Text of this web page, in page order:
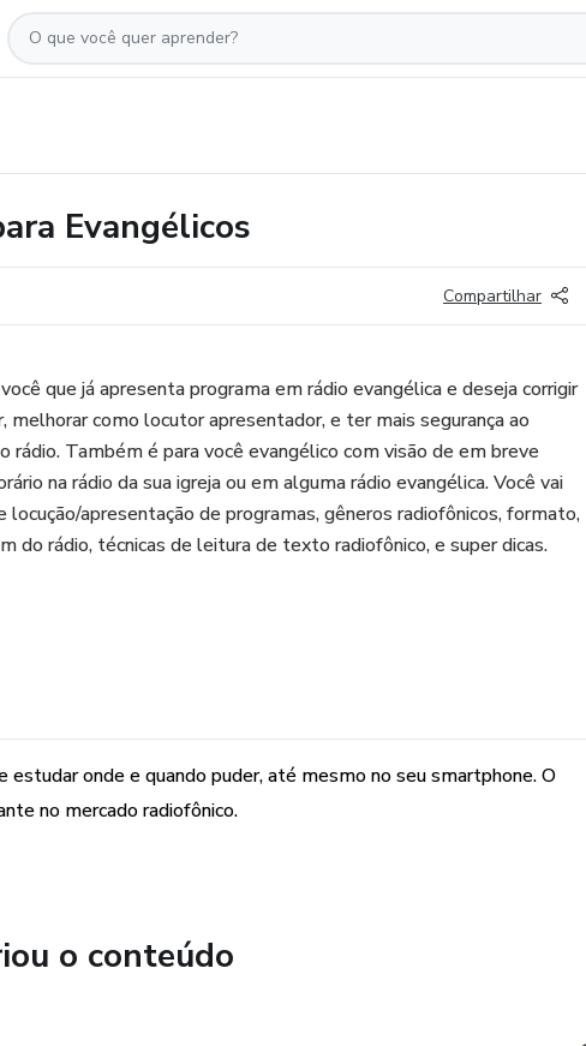
Evangélicos
Compartilhar
que já apresenta programa em rádio evangélica e deseja corrigir
melhorar como locutor apresentador, e ter mais segurança ao
rádio. Também é para você evangélico com visão de em breve
na rádio da sua igreja ou em alguma rádio evangélica. Você vai
locução/apresentação de programas, gêneros radiofônicos, formato,
do rádio, técnicas de leitura de texto radiofônico, e super dicas.
estudar onde e quando puder, até mesmo no seu smartphone. O
no mercado radiofônico.
o conteúdo